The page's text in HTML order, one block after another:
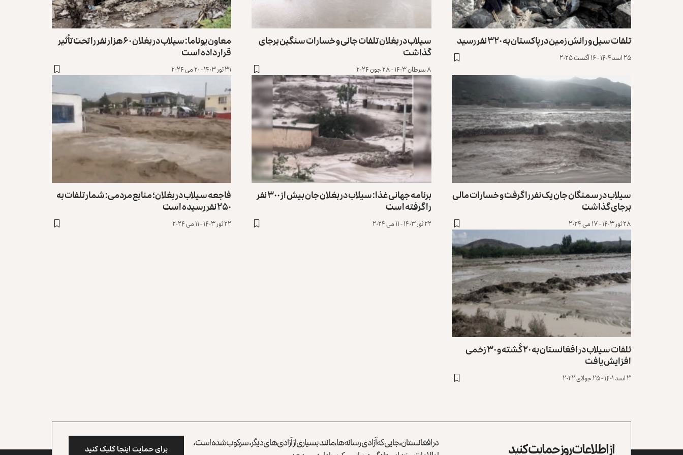
تلفات سیل و رانش زمین در پاکستان به ۳۲۰ نفر رسید
۲۵ اسد ۱۴۰۴ - ۱۶ آگست ۲۰۲۵
سیلاب در بغلان تلفات جانی و خسارات سنگین برجای
گذاشت
۸ سرطان ۱۴۰۳ - ۲۸ جون ۲۰۲۴
معاون یوناما: سیلاب در بغلان ۶۰ هزار نفر را تحت تأثیر
قرار داده است
۳۱ ثور ۱۴۰۳ - ۲۰ می ۲۰۲۴
سیلاب در سمنگان جان یک نفر را گرفت و خسارات مالی
برجای گذاشت
۲۸ ثور ۱۴۰۳ - ۱۷ می ۲۰۲۴
برنامه جهانی غذا: سیلاب در بغلان جان بیش از ۳۰۰ نفر
را گرفته است
۲۲ ثور ۱۴۰۳ - ۱۱ می ۲۰۲۴
فاجعه‌ سیلاب در بغلان؛ منابع مردمی: شمار تلفات به
۲۵۰ نفر رسیده است
۲۲ ثور ۱۴۰۳ - ۱۱ می ۲۰۲۴
تلفات سیلاب در افغانستان به ۲۰ کُشته و ۳۰ زخمی
افزایش یافت
۳ اسد ۱۴۰۱ - ۲۵ جولای ۲۰۲۲
از اطلاعات روز حمایت کنید در افغانستان، جایی که آزادی رسانه‌ها، مانند بسیاری از آزادی‌های دیگر، سرکوب شده است، برای حمایت اینجا کلیک کنید